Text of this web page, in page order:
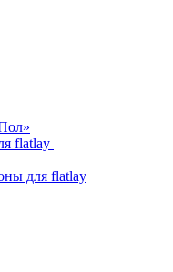
flatlay
для flatlay